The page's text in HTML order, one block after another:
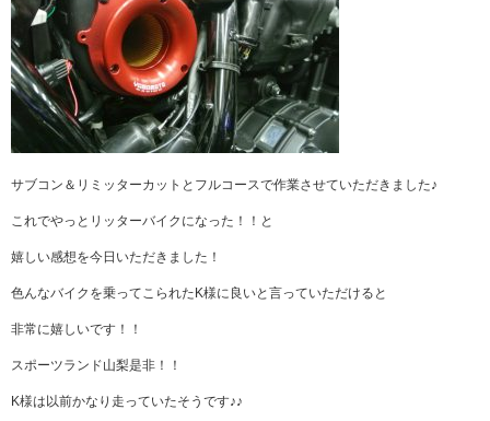
サブコン＆リミッターカットとフルコースで作業させていただきました♪
これでやっとリッターバイクになった！！と
嬉しい感想を今日いただきました！
色んなバイクを乗ってこられたK様に良いと言っていただけると
非常に嬉しいです！！
スポーツランド山梨是非！！
K様は以前かなり走っていたそうです♪♪